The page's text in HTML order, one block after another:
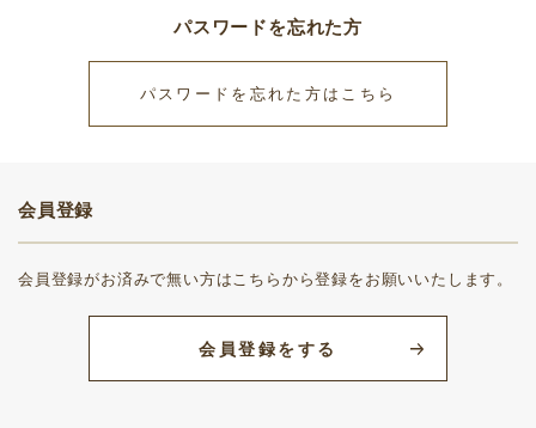
パスワードを忘れた方
パスワードを忘れた方はこちら
会員登録
会員登録がお済みで無い方はこちらから登録をお願いいたします。
会員登録をする